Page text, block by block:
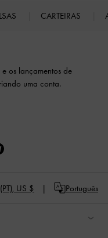
CARTEIRAS
os lançamentos de
uma conta.
US $ Português